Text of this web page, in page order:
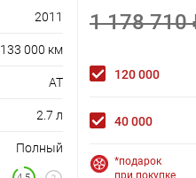
2011
133 000 км
AT
2.7 л
Полный
1 178 710
120 000
40 000
*подарок
при покупке